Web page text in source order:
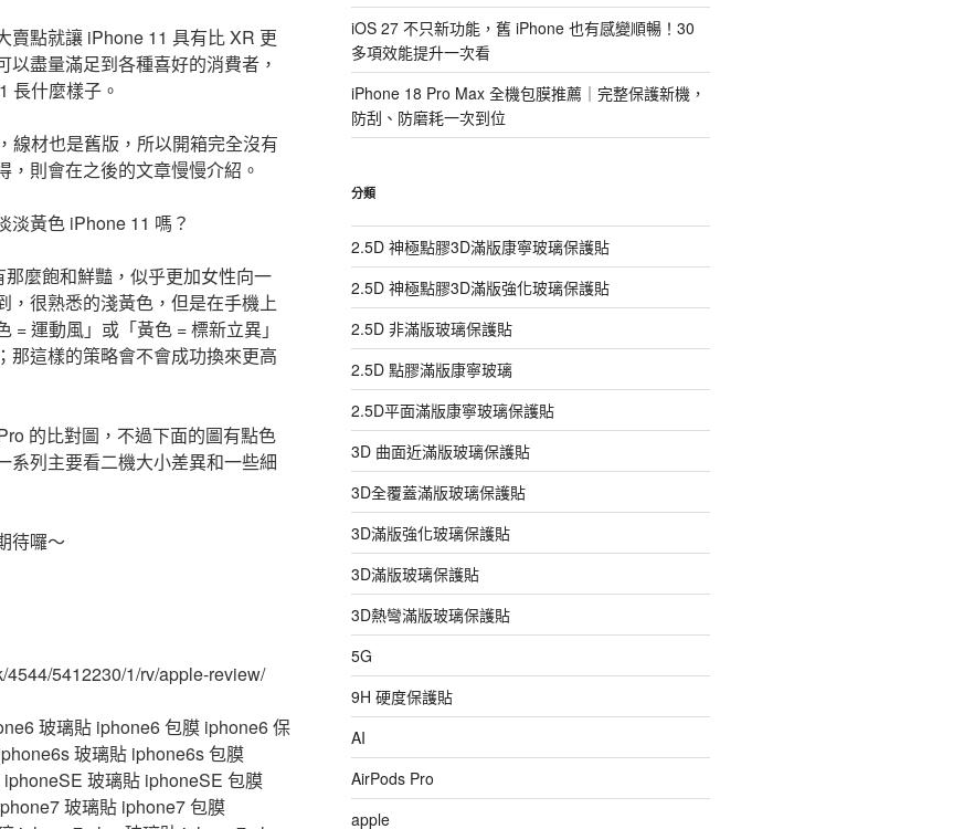
賣點就讓 iPhone 11 具有比 XR 更
盡量滿足到各種喜好的消費者，
長什麼樣子。
線材也是舊版，所以開箱完全沒有
則會在之後的文章慢慢介紹。
淡黃色 iPhone 11 嗎？
麼飽和鮮豔，似乎更加女性向一
，很熟悉的淺黃色，但是在手機上
運動風」或「黃色 = 標新立異」
那這樣的策略會不會成功換來更高
的比對圖，不過下面的圖有點色
系列主要看二機大小差異和一些細
待囉～
5412230/1/rv/apple-review/
玻璃貼 iphone6 包膜 iphone6 保
玻璃貼 iphone6s 包膜
玻璃貼 iphoneSE 包膜
玻璃貼 iphone7 包膜
iOS 27 不只新功能，舊 iPhone 也有感變順暢！30
多項效能提升一次看
iPhone 18 Pro Max 全機包膜推薦｜完整保護新機，
防刮、防磨耗一次到位
分類
2.5D 神極點膠3D滿版康寧玻璃保護貼
2.5D 神極點膠3D滿版強化玻璃保護貼
2.5D 非滿版玻璃保護貼
2.5D 點膠滿版康寧玻璃
2.5D平面滿版康寧玻璃保護貼
3D 曲面近滿版玻璃保護貼
3D全覆蓋滿版玻璃保護貼
3D滿版強化玻璃保護貼
3D滿版玻璃保護貼
3D熱彎滿版玻璃保護貼
5G
9H 硬度保護貼
AI
AirPods Pro
apple